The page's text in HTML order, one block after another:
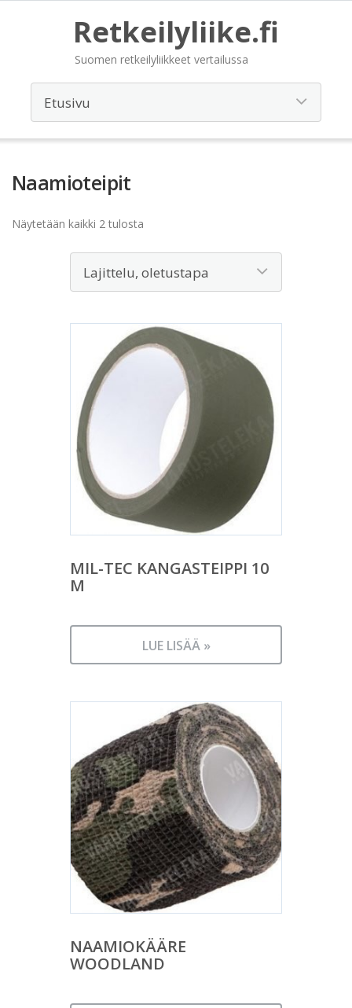
Retkeilyliike.fi
Suomen retkeilyliikkeet vertailussa
Naamioteipit
Näytetään kaikki 2 tulosta
MIL-TEC KANGASTEIPPI 10
M
LUE LISÄÄ »
NAAMIOKÄÄRE
WOODLAND